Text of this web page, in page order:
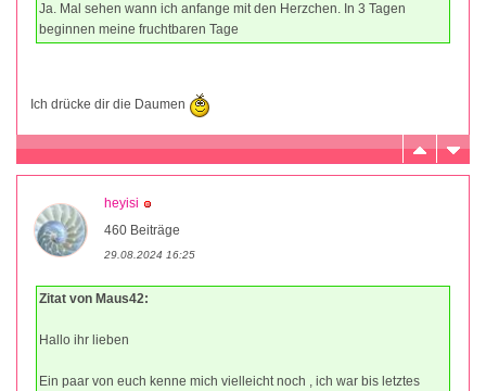
Ja. Mal sehen wann ich anfange mit den Herzchen. In 3 Tagen
beginnen meine fruchtbaren Tage
Ich drücke dir die Daumen
heyisi
460 Beiträge
29.08.2024 16:25
Zitat von Maus42:
Hallo ihr lieben
Ein paar von euch kenne mich vielleicht noch , ich war bis letztes